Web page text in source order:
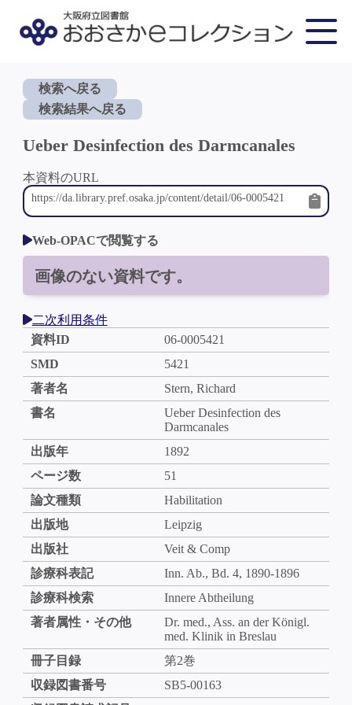
検索へ戻る
検索結果へ戻る
Ueber Desinfection des Darmcanales
本資料のURL
Web-OPACで閲覧する
画像のない資料です。
二次利用条件
資料ID
06-0005421
SMD
5421
著者名
Stern, Richard
書名
Ueber Desinfection des
Darmcanales
出版年
1892
ページ数
51
論文種類
Habilitation
出版地
Leipzig
出版社
Veit & Comp
診療科表記
Inn. Ab., Bd. 4, 1890-1896
診療科検索
Innere Abtheilung
著者属性・その他
Dr. med., Ass. an der Königl.
med. Klinik in Breslau
冊子目録
第2巻
収録図書番号
SB5-00163